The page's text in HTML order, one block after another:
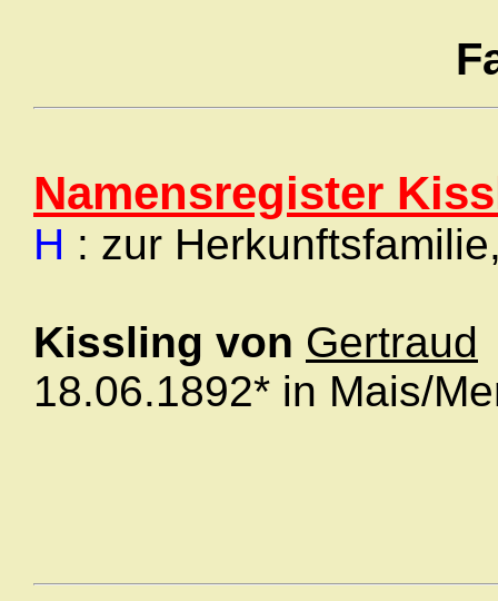
Namensregister
H : zur
Kissling von Gertraud
18.06.1892* in Mais/